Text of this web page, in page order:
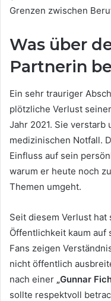
Grenzen zwischen
Was über
Partnerin
Ein sehr trauriger
plötzliche Verlust
Jahr 2021. Sie verstarb
medizinischen Notfall.
Einfluss auf sein
warum er heute noch
Themen umgeht.
Seit diesem Verlust
Öffentlichkeit kaum auf
Fans zeigen
nicht öffentlich
nach einer „Gunnar
sollte respektvoll